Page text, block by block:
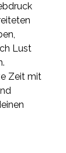
Lust
Zeit mit